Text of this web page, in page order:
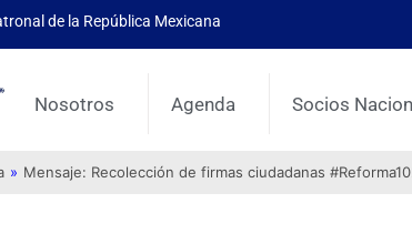
de la República Mexicana
Nosotros Agenda Socios
» Mensaje: Recolección de firmas ciudadanas